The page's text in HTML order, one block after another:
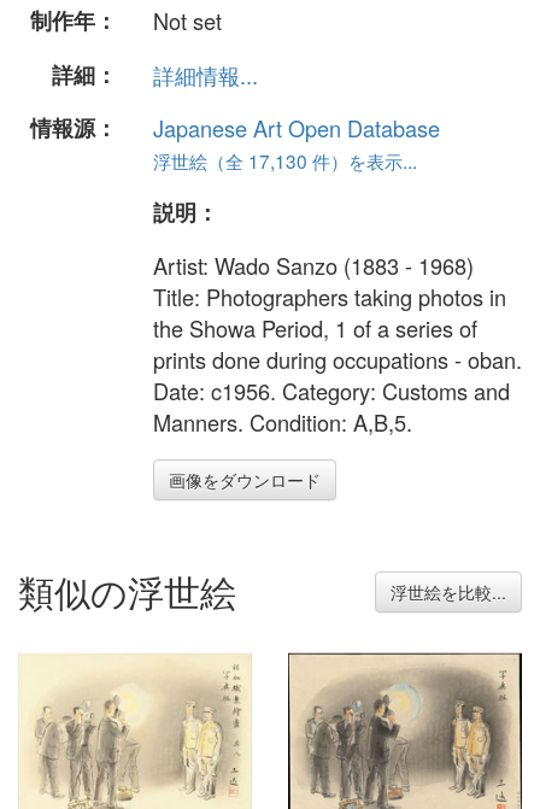
制作年：
Not set
詳細：
詳細情報...
情報源：
Japanese Art Open Database
浮世絵（全 17,130 件）を表示...
説明：
Artist: Wado Sanzo (1883 - 1968)
Title: Photographers taking photos in
the Showa Period, 1 of a series of
prints done during occupations - oban.
Date: c1956. Category: Customs and
Manners. Condition: A,B,5.
画像をダウンロード
類似の浮世絵 浮世絵を比較...